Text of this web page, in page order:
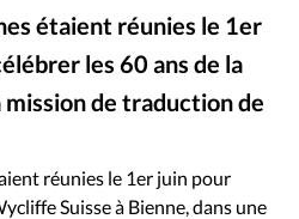
Liberté religieuse
étaient réunies le 1er
les 60 ans de la
mission de traduction de
Wilburg, directeur de Wycliffe Suisse -
réunies le 1er juin pour
Suisse à Bienne, dans une